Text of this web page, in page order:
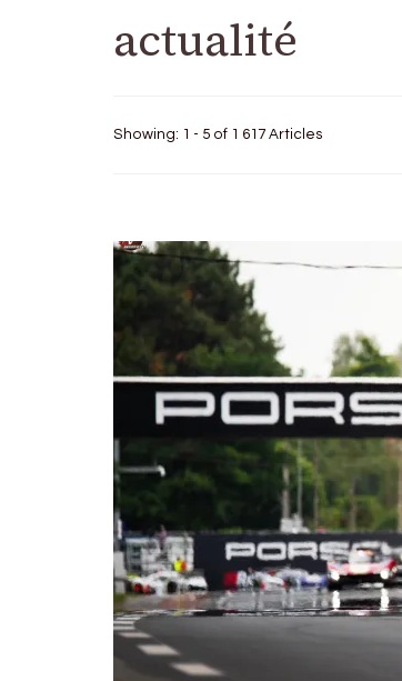
actualité
Showing: 1 - 5 of 1 617 Articles